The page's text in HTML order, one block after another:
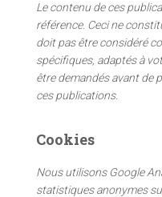
h
e
r
:
Le contenu de ces
référence. Ceci ne
doit pas être considéré
spécifiques, adaptés à
être demandés avant de
ces publications.
Cookies
Nous utilisons Google
statistiques anonymes